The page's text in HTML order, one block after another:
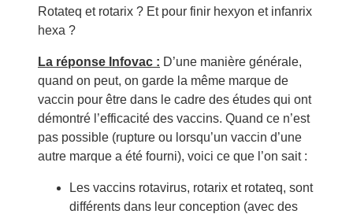
Rotateq et rotarix ? Et pour finir hexyon et infanrix
hexa ?
La réponse Infovac : D’une manière générale,
quand on peut, on garde la même marque de
vaccin pour être dans le cadre des études qui ont
démontré l’efficacité des vaccins. Quand ce n’est
pas possible (rupture ou lorsqu’un vaccin d’une
autre marque a été fourni), voici ce que l’on sait :
Les vaccins rotavirus, rotarix et rotateq, sont
différents dans leur conception (avec des